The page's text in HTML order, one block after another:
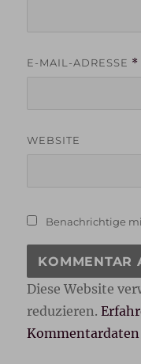
E-MAIL-ADRESSE *
WEBSITE
Benachrichtige
Diese Website
reduzieren.